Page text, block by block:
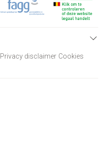
Privacy disclaimer Cookies